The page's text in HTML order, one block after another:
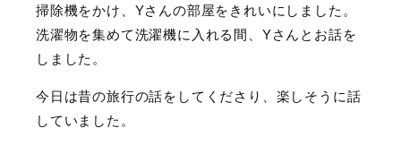
掃除機をかけ、Yさんの部屋をきれいにしました。
洗濯物を集めて洗濯機に入れる間、Yさんとお話を
しました。
今日は昔の旅行の話をしてくださり、楽しそうに話
していました。